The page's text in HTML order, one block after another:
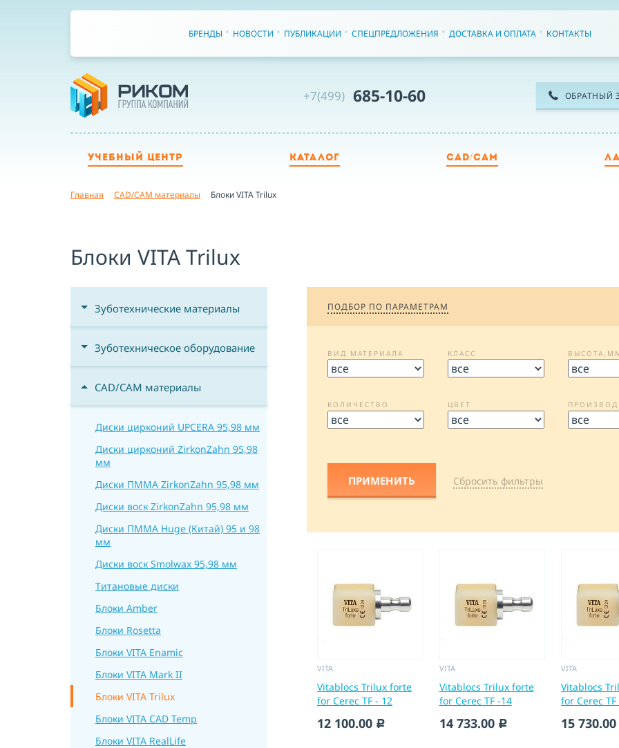
БРЕНДЫ НОВОСТИ ПУБЛИКАЦИИ СПЕЦПРЕДЛОЖЕНИЯ ДОСТАВКА И ОПЛАТА КОНТАКТЫ
+7(499) 685-10-60 ОБРАТНЫЙ
УЧЕБНЫЙ ЦЕНТР КАТАЛОГ CAD/CAM
Главная CAD/CAM материалы Блоки VITA Trilux
Блоки VITA Trilux
Зуботехнические материалы
Зуботехническое оборудование
CAD/CAM материалы
Диски цирконий UPCERA 95,98 мм
Диски цирконий ZirkonZahn 95,98
мм
Диски ПММА ZirkonZahn 95,98 мм
Диски воск ZirkonZahn 95,98 мм
Диски ПММА Huge (Китай) 95 и 98
мм
Диски воск Smolwax 95,98 мм
Титановые диски
Блоки Amber
Блоки Rosetta
Блоки VITA Enamic
Блоки VITA Mark II
Блоки VITA Trilux
Блоки VITA CAD Temp
Блоки VITA RealLife
ПОДБОР ПО ПАРАМЕТРАМ
ВИД МАТЕРИАЛА КЛАСС
КОЛИЧЕСТВО ЦВЕТ
Cбросить фильтры
VITA
Vitablocs Trilux forte
for Cerec TF - 12
12 100.00 c
VITA
Vitablocs Trilux forte
for Cerec TF -14
14 733.00 c
VITA
Vitablocs
for Cerec
15 730.00